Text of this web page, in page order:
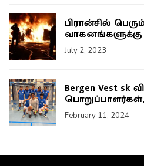
பிரான்சில்
வாகனங்களுக்கு
July 2, 2023
Bergen Vest sk
February 11, 2024